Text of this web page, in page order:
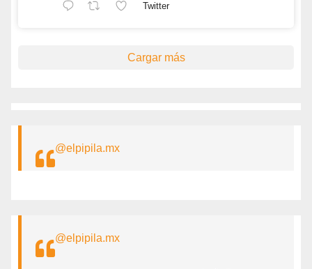
Twitter
Cargar más
@elpipila.mx
@elpipila.mx